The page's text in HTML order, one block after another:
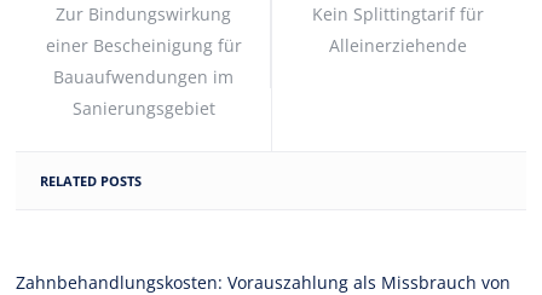
Zur Bindungswirkung
einer Bescheinigung für
Bauaufwendungen im
Sanierungsgebiet
Kein Splittingtarif für
Alleinerziehende
RELATED POSTS
Zahnbehandlungskosten: Vorauszahlung als Missbrauch von